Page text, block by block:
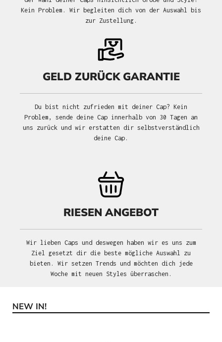
Kein Problem. Wir begleiten dich von der Auswahl bis
zur Zustellung.
GELD ZURÜCK GARANTIE
Du bist nicht zufrieden mit deiner Cap? Kein
Problem, sende deine Cap innerhalb von 30 Tagen an
uns zurück und wir erstatten dir selbstverständlich
deine Cap.
RIESEN ANGEBOT
Wir lieben Caps und deswegen haben wir es uns zum
Ziel gesetzt dir die beste mögliche Auswahl zu
bieten. Wir setzen Trends und möchten dich jede
Woche mit neuen Styles überraschen.
Produktgalerie überspringen
NEW IN!